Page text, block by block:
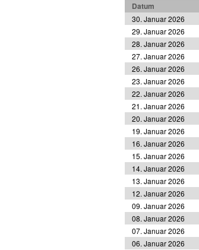
Datum
30. Januar 2026
29. Januar 2026
28. Januar 2026
27. Januar 2026
26. Januar 2026
23. Januar 2026
22. Januar 2026
21. Januar 2026
20. Januar 2026
19. Januar 2026
16. Januar 2026
15. Januar 2026
14. Januar 2026
13. Januar 2026
12. Januar 2026
09. Januar 2026
08. Januar 2026
07. Januar 2026
06. Januar 2026